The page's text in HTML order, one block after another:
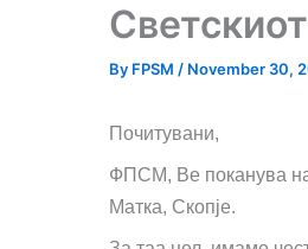
By FPSM / November 30,
Почитувани,
ФПСМ, Ве поканува
Матка, Скопје.